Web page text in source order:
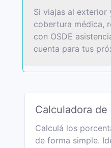
Si viajas al exterior
cobertura médica,
con OSDE
cuenta para tus
Calculadora
Calculá los
de forma simple.